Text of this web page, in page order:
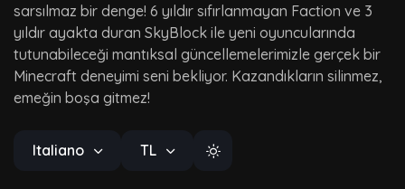
sarsılmaz bir denge! 6 yıldır sıfırlanmayan Faction ve 3
yıldır ayakta duran SkyBlock ile yeni oyuncularında
tutunabileceği mantıksal güncellemelerimizle gerçek bir
Minecraft deneyimi seni bekliyor. Kazandıkların silinmez,
emeğin boşa gitmez!
Italiano TL